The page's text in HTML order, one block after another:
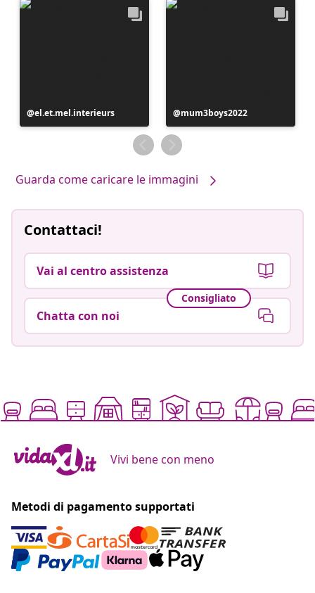
Post
pubblicato
el.et.mel.interieurs
Post
pubblicato
da
mum3boys2022
Guarda come caricare le immagini
Contattaci!
Vai al centro assistenza
Consigliato
Chatta con noi
Vivi bene con meno
Metodi di pagamento supportati